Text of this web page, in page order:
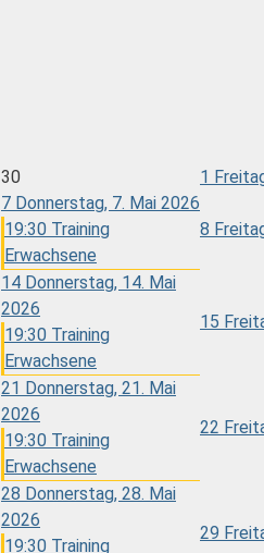
30 1
7 Donnerstag, 7. Mai 2026
19:30 Training
Erwachsene
8
14 Donnerstag, 14. Mai
2026
19:30 Training
Erwachsene
15
21 Donnerstag, 21. Mai
2026
19:30 Training
Erwachsene
22
28 Donnerstag, 28. Mai
2026
19:30 Training
29